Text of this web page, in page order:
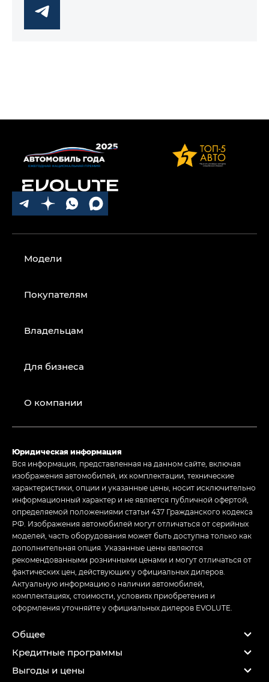
Модели
Покупателям
Владельцам
Для бизнеса
О компании
Юридическая информация
Вся информация, представленная на данном сайте, включая
изображения автомобилей, их комплектации, технические
характеристики, опции и указанные цены, носит исключительно
информационный характер и не является публичной офертой,
определяемой положениями статьи 437 Гражданского кодекса
РФ. Изображения автомобилей могут отличаться от серийных
моделей, часть оборудования может быть доступна только как
дополнительная опция. Указанные цены являются
рекомендованными розничными ценами и могут отличаться от
фактических цен, действующих у официальных дилеров.
Актуальную информацию о наличии автомобилей,
комплектациях, стоимости, условиях приобретения и
оформления уточняйте у официальных дилеров EVOLUTE.
Общее
Кредитные программы
Выгоды и цены